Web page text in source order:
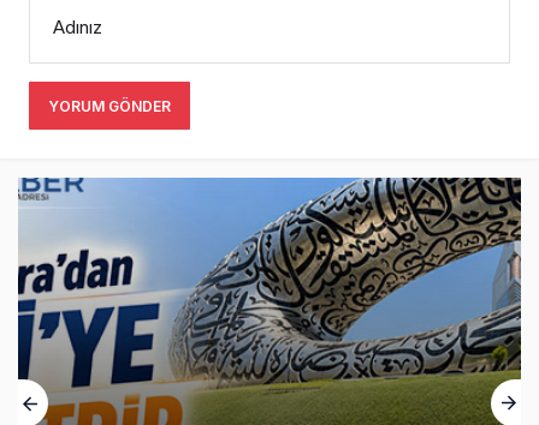
Adınız
YORUM GÖNDER